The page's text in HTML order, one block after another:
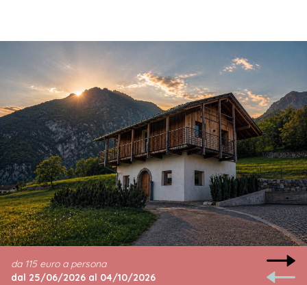
da 115 euro a persona
dal 25/06/2026 al 04/10/2026